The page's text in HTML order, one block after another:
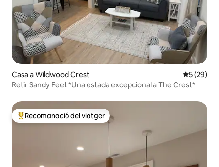
Casa a Wildwood Crest 5 de
5 (29)
Retir Sandy Feet *Una estada excepcional a The Crest*
Principals recomanacions dels viatgers
Recomanació del viatger